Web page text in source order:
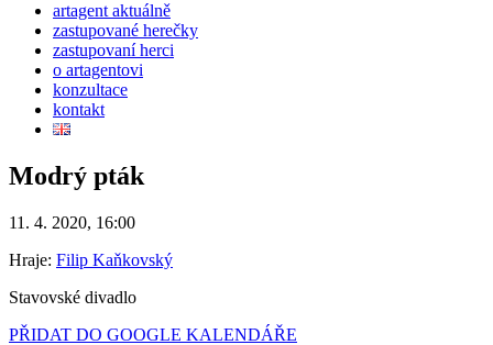
artagent aktuálně
zastupované herečky
zastupovaní herci
o artagentovi
konzultace
kontakt
Modrý pták
11. 4. 2020, 16:00
Hraje: Filip Kaňkovský
Stavovské divadlo
PŘIDAT DO GOOGLE KALENDÁŘE